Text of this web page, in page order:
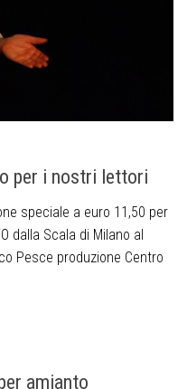
per i nostri lettori
speciale a euro 11,50 per
dalla Scala di Milano al
Pesce produzione Centro
amianto